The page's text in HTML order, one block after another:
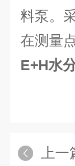
料泵。
在测量
E+H水
上一